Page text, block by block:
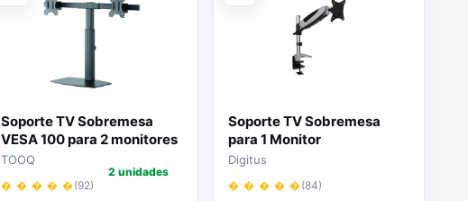
Soporte TV Sobremesa
VESA 100 para 2 monitores
TOOQ
� � � � �(92)
2 unidades
Soporte TV Sobremesa
para 1 Monitor
Digitus
� � � � �(84)